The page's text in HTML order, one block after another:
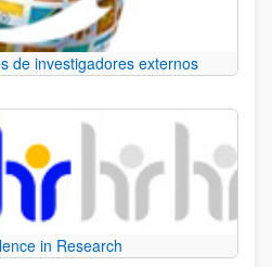
de investigadores externos
in Research